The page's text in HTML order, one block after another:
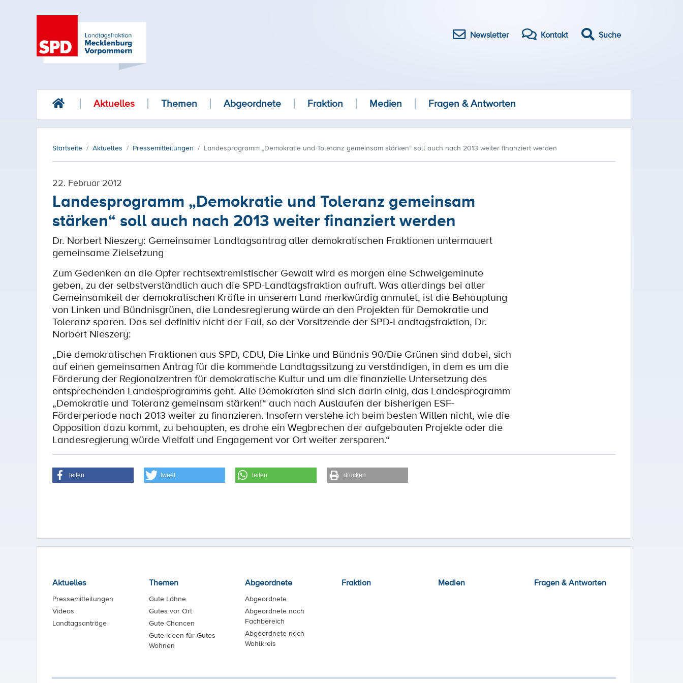
Newsletter Kontakt Suche
Aktuelles Themen Abgeordnete Fraktion Medien Fragen & Antworten
Startseite Aktuelles Pressemitteilungen Landesprogramm „Demokratie und Toleranz gemeinsam stärken“ soll auch nach 2013 weiter finanziert werden
22. Februar 2012
Landesprogramm „Demokratie und Toleranz gemeinsam
stärken“ soll auch nach 2013 weiter finanziert werden
Dr. Norbert Nieszery: Gemeinsamer Landtagsantrag aller demokratischen Fraktionen untermauert
gemeinsame Zielsetzung
Zum Gedenken an die Opfer rechtsextremistischer Gewalt wird es morgen eine Schweigeminute
geben, zu der selbstverständlich auch die SPD-Landtagsfraktion aufruft. Was allerdings bei aller
Gemeinsamkeit der demokratischen Kräfte in unserem Land merkwürdig anmutet, ist die Behauptung
von Linken und Bündnisgrünen, die Landesregierung würde an den Projekten für Demokratie und
Toleranz sparen. Das sei definitiv nicht der Fall, so der Vorsitzende der SPD-Landtagsfraktion, Dr.
Norbert Nieszery:
„Die demokratischen Fraktionen aus SPD, CDU, Die Linke und Bündnis 90/Die Grünen sind dabei, sich
auf einen gemeinsamen Antrag für die kommende Landtagssitzung zu verständigen, in dem es um die
Förderung der Regionalzentren für demokratische Kultur und um die finanzielle Untersetzung des
entsprechenden Landesprogramms geht. Alle Demokraten sind sich darin einig, das Landesprogramm
„Demokratie und Toleranz gemeinsam stärken!“ auch nach Auslaufen der bisherigen ESF-
Förderperiode nach 2013 weiter zu finanzieren. Insofern verstehe ich beim besten Willen nicht, wie die
Opposition dazu kommt, zu behaupten, es drohe ein Wegbrechen der aufgebauten Projekte oder die
Landesregierung würde Vielfalt und Engagement vor Ort weiter zersparen.“
teilen tweet teilen drucken
Aktuelles
Pressemitteilungen
Videos
Landtagsanträge
Themen
Gute Löhne
Gutes vor Ort
Gute Chancen
Gute Ideen für Gutes
Wohnen
Abgeordnete
Abgeordnete
Abgeordnete nach
Fachbereich
Abgeordnete nach
Wahlkreis
Fraktion Medien Fragen & Antworten